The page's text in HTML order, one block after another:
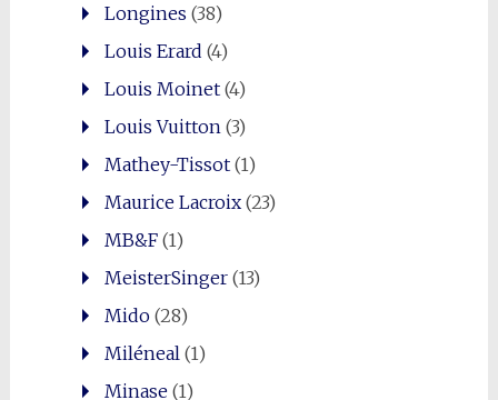
Longines (38)
Louis Erard (4)
Louis Moinet(4)
Louis Vuitton (3)
Mathey-Tissot(1)
Maurice Lacroix(23)
MB&F(1)
MeisterSinger(13)
Mido(28)
Miléneal (1)
Minase(1)